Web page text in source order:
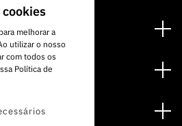
PORTUGUESE
ENGLISH
melhorar a
utilizar o nosso
com todos os
Política de